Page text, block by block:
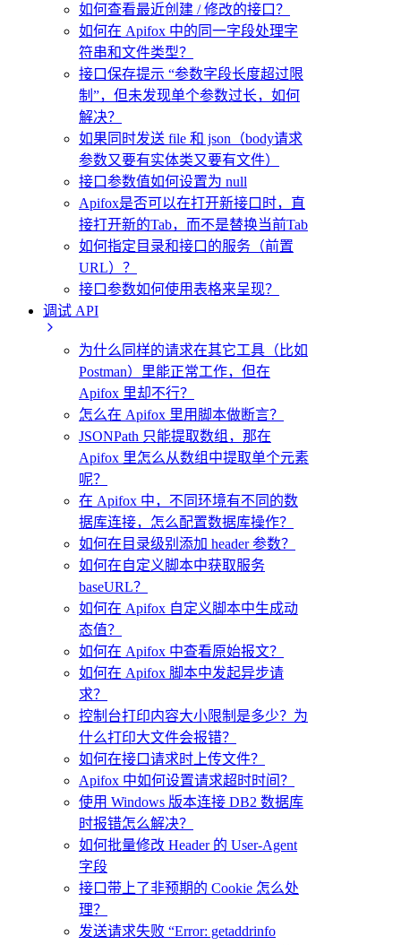
如何查看最近创建 / 修改的接口？
如何在 Apifox 中的同一字段处理字
符串和文件类型？
接口保存提示 “参数字段长度超过限
制”，但未发现单个参数过长，如何
解决？
如果同时发送 file 和 json（body请求
参数又要有实体类又要有文件）
接口参数值如何设置为 null
Apifox是否可以在打开新接口时，直
接打开新的Tab，而不是替换当前Tab
如何指定目录和接口的服务（前置
URL）？
接口参数如何使用表格来呈现？
调试 API
为什么同样的请求在其它工具（比如
Postman）里能正常工作，但在
Apifox 里却不行？
怎么在 Apifox 里用脚本做断言？
JSONPath 只能提取数组，那在
Apifox 里怎么从数组中提取单个元素
呢？
在 Apifox 中，不同环境有不同的数
据库连接，怎么配置数据库操作？
如何在目录级别添加 header 参数？
如何在自定义脚本中获取服务
baseURL？
如何在 Apifox 自定义脚本中生成动
态值？
如何在 Apifox 中查看原始报文？
如何在 Apifox 脚本中发起异步请
求？
控制台打印内容大小限制是多少？为
什么打印大文件会报错？
如何在接口请求时上传文件？
Apifox 中如何设置请求超时时间？
使用 Windows 版本连接 DB2 数据库
时报错怎么解决？
如何批量修改 Header 的 User-Agent
字段
接口带上了非预期的 Cookie 怎么处
理？
发送请求失败 “Error: getaddrinfo